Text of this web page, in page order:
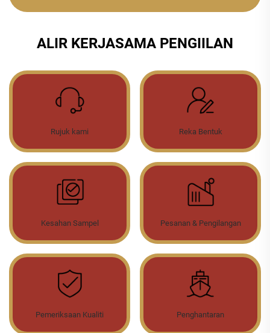
ALIR KERJASAMA PENGIILAN
Rujuk kami Reka Bentuk
Kesahan Sampel Pesanan & Pengilangan
Pemeriksaan Kualiti Penghantaran